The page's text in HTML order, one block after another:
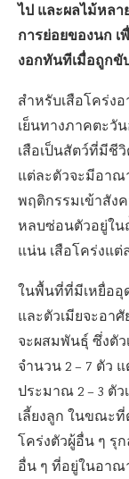
ไป และผลไม้หล
การย่อยของนก
งอกทันทีเมื่อถูกขั
สำหรับเสือโคร่ง
เย็นทางภาคตะวั
เสือเป็นสัตว์ที่มีชี
แต่ละตัวจะมีอาณ
พฤติกรรมเข้าสัง
หลบซ่อนตัวอยู่ใน
แน่น เสือโคร่งแต่
ในพื้นที่ที่มีเหยื่ออุ
และตัวเมียจะอา
จะผสมพันธุ์ ซึ่งตั
จำนวน 2 – 7 ตัว
ประมาณ 2 – 3 ตั
เลี้ยงลูก ในขณะ
โคร่งตัวผู้อื่น ๆ รุ
อื่น ๆ ที่อยู่ในอาณ